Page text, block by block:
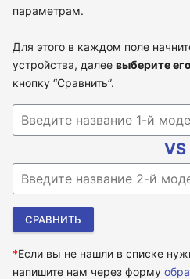
параметрам.
Для этого в каждом поле
устройства, далее выберите
кнопку “Сравнить”.
VS
*Если вы не нашли в списке
напишите нам через форму